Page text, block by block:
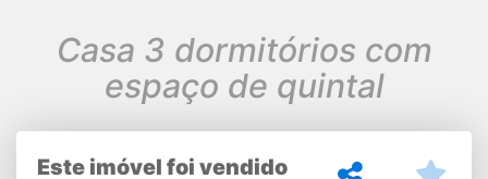
Casa 3 dormitórios com
espaço de quintal
Este imóvel foi vendido